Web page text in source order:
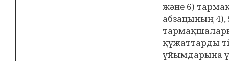
және 6)
абзацының 4),
құжаттарды
ұйымдарына